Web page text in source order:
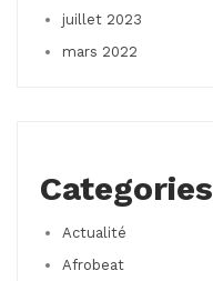
juillet 2023
mars 2022
Categories
Actualité
Afrobeat